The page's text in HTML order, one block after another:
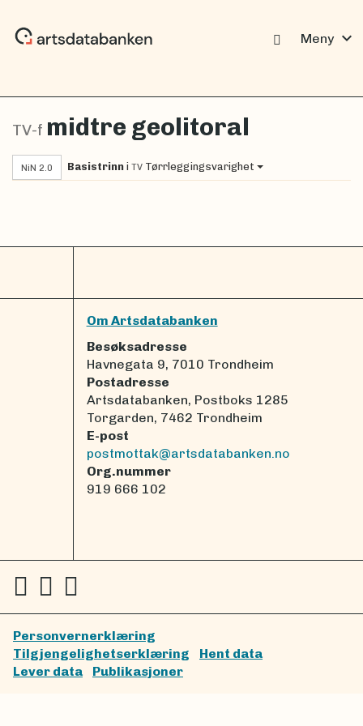
Meny expand_more
TV-f midtre geolitoral
NiN 2.0 Basistrinn i TV Tørrleggingsvarighet
Om Artsdatabanken
Besøksadresse
Havnegata 9, 7010 Trondheim
Postadresse
Artsdatabanken, Postboks 1285
Torgarden, 7462 Trondheim
E-post
postmottak@artsdatabanken.no
Org.nummer
919 666 102
Personvernerklæring
Tilgjengelighetserklæring
Hent data
Lever data
Publikasjoner